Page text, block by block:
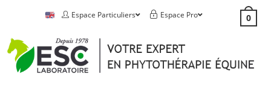
Espace Particuliers Espace Pro 0